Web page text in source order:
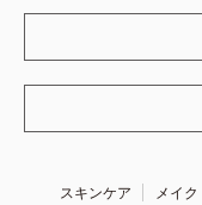
スキンケア メイク